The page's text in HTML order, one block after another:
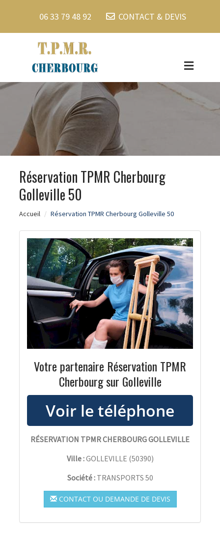
06 33 79 48 92 CONTACT & DEVIS
Réservation TPMR Cherbourg
Golleville 50
Accueil Réservation TPMR Cherbourg Golleville 50
Votre partenaire Réservation TPMR
Cherbourg sur Golleville
RÉSERVATION TPMR CHERBOURG GOLLEVILLE
Ville :GOLLEVILLE (50390)
Société : TRANSPORTS 50
CONTACT OU DEMANDE DE DEVIS